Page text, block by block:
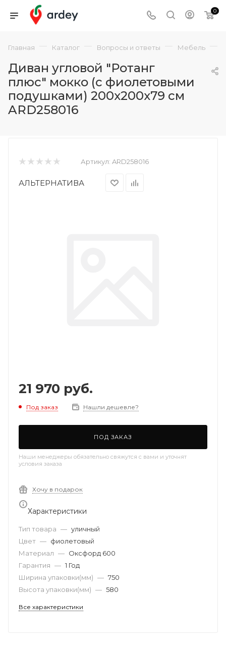
0
Главная — Каталог — Вопросы и ответы — Мебель —
Диван угловой "Ротанг
плюс" мокко (с фиолетовыми
подушками) 200x200x79 см
ARD258016
Артикул: ARD258016
АЛЬТЕРНАТИВА
21 970 руб.
Под заказ Нашли дешевле?
ПОД ЗАКАЗ
Наши менеджеры обязательно свяжутся с вами и уточнят
условия заказа
Хочу в подарок
Характеристики
Тип товара — уличный
Цвет — фиолетовый
Материал — Оксфорд 600
Гарантия — 1 Год
Ширина упаковки(мм) — 750
Высота упаковки(мм) — 580
Все характеристики